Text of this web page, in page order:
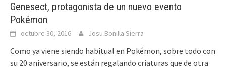
Genesect, protagonista de un nuevo evento
Pokémon
octubre 30, 2016 Josu Bonilla Sierra
Como ya viene siendo habitual en Pokémon, sobre todo con
su 20 aniversario, se están regalando criaturas que de otra